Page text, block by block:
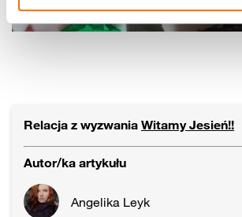
Relacja z wyzwania Witamy Jesień!!
Autor/ka artykułu
Angelika Leyk